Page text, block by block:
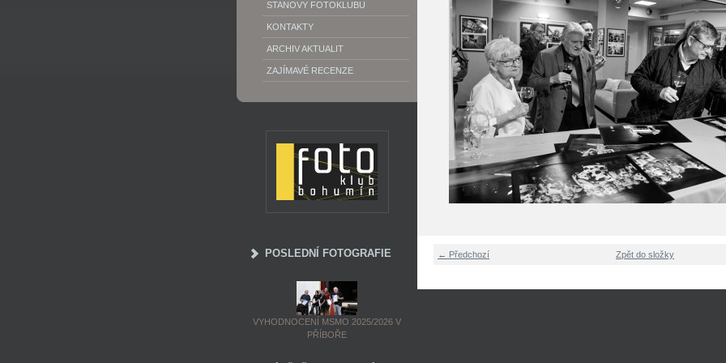
STANOVY FOTOKLUBU
KONTAKTY
ARCHIV AKTUALIT
ZAJÍMAVÉ RECENZE
POSLEDNÍ FOTOGRAFIE
VYHODNOCENÍ MSMO 2025/2026 V
PŘÍBOŘE
← Předchozí Zpět do složky